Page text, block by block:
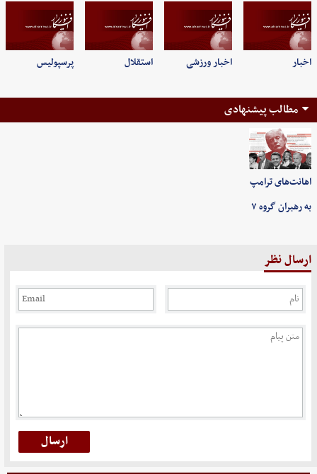
اخبار اخبار ورزشی استقلال پرسپولیس
مطالب پیشنهادی
اهانت‌های ترامپ
به رهبران گروه ۷
ارسال نظر